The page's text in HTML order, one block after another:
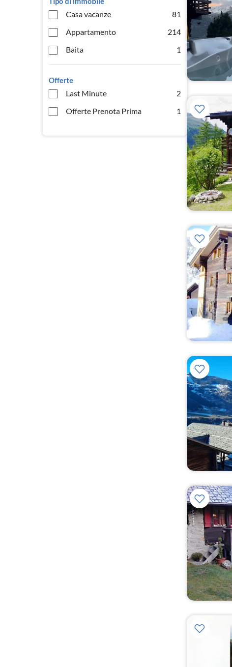
Casa vacanze
81
Appartamento
214
Baita
1
Offerte
Last Minute
2
Offerte Prenota Prima
1